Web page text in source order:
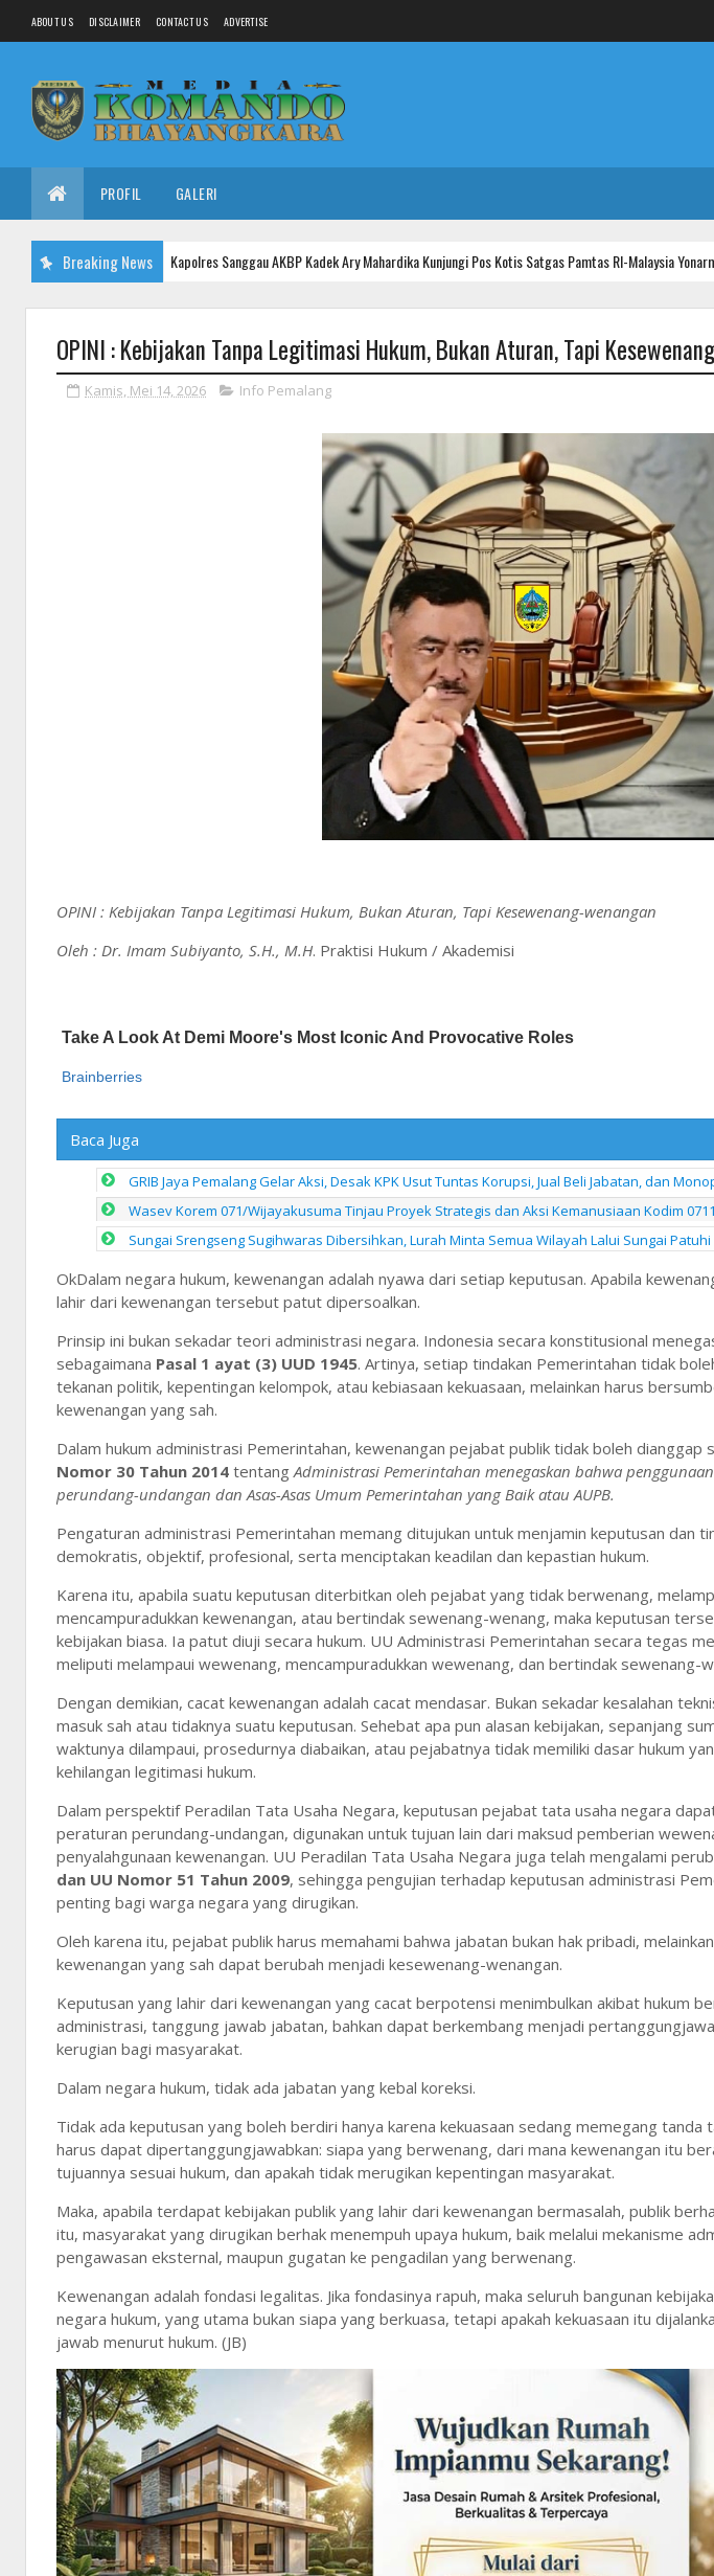
ABOUT US DISCLAIMER CONTACT US ADVERTISE
PROFIL GALERI
Breaking News
KAB. SANGGAU Kapolres Sanggau AKBP Kadek Ary Mahardika Kunjungi Pos Kotis Satgas Pamtas RI-Malaysia Yonarmed 19/
OPINI : Kebijakan Tanpa Legitimasi Hukum, Bukan Aturan, Tapi
Kamis, Mei 14, 2026 Info Pemalang
OPINI : Kebijakan Tanpa Legitimasi Hukum, Bukan Aturan, Tapi Kesewenang-wenangan
Oleh : Dr. Imam Subiyanto, S.H., M.H. Praktisi Hukum / Akademisi
Baca Juga
GRIB Jaya Pemalang Gelar Aksi, Desak KPK Usut Tuntas Korupsi, Jual Beli Jabatan, dan
Wasev Korem 071/Wijayakusuma Tinjau Proyek Strategis dan Aksi Kemanusiaan Kodim
Sungai Srengseng Sugihwaras Dibersihkan, Lurah Minta Semua Wilayah Lalui Sungai
OkDalam negara hukum, kewenangan adalah nyawa dari setiap keputusan. Apabila
lahir dari kewenangan tersebut patut dipersoalkan.
Prinsip ini bukan sekadar teori administrasi negara. Indonesia secara konstitusional
sebagaimana Pasal 1 ayat (3) UUD 1945. Artinya, setiap tindakan Pemerintahan tidak
tekanan politik, kepentingan kelompok, atau kebiasaan kekuasaan, melainkan harus
kewenangan yang sah.
Dalam hukum administrasi Pemerintahan, kewenangan pejabat publik tidak boleh dianggap
Nomor 30 Tahun 2014 tentangAdministrasi Pemerintahan menegaskan bahwa
perundang-undangan dan Asas-Asas Umum Pemerintahan yang Baik atau AUPB.
Pengaturan administrasi Pemerintahan memang ditujukan untuk menjamin keputusan dan
demokratis, objektif, profesional, serta menciptakan keadilan dan kepastian hukum.
Karena itu, apabila suatu keputusan diterbitkan oleh pejabat yang tidak berwenang,
mencampuradukkan kewenangan, atau bertindak sewenang-wenang, maka keputusan
kebijakan biasa. Ia patut diuji secara hukum. UU Administrasi Pemerintahan secara tegas
meliputi melampaui wewenang, mencampuradukkan wewenang, dan bertindak sewenang-
Dengan demikian, cacat kewenangan adalah cacat mendasar. Bukan sekadar kesalahan
masuk sah atau tidaknya suatu keputusan. Sehebat apa pun alasan kebijakan, sepanjang
waktunya dilampaui, prosedurnya diabaikan, atau pejabatnya tidak memiliki dasar hukum
kehilangan legitimasi hukum.
Dalam perspektif Peradilan Tata Usaha Negara, keputusan pejabat tata usaha negara
peraturan perundang-undangan, digunakan untuk tujuan lain dari maksud pemberian
penyalahgunaan kewenangan. UU Peradilan Tata Usaha Negara juga telah mengalami
dan UU Nomor 51 Tahun 2009, sehingga pengujian terhadap keputusan administrasi
penting bagi warga negara yang dirugikan.
Oleh karena itu, pejabat publik harus memahami bahwa jabatan bukan hak pribadi,
kewenangan yang sah dapat berubah menjadi kesewenang-wenangan.
Keputusan yang lahir dari kewenangan yang cacat berpotensi menimbulkan akibat hukum
administrasi, tanggung jawab jabatan, bahkan dapat berkembang menjadi
kerugian bagi masyarakat.
Dalam negara hukum, tidak ada jabatan yang kebal koreksi.
Tidak ada keputusan yang boleh berdiri hanya karena kekuasaan sedang memegang
harus dapat dipertanggungjawabkan: siapa yang berwenang, dari mana kewenangan itu
tujuannya sesuai hukum, dan apakah tidak merugikan kepentingan masyarakat.
Maka, apabila terdapat kebijakan publik yang lahir dari kewenangan bermasalah, publik
itu, masyarakat yang dirugikan berhak menempuh upaya hukum, baik melalui mekanisme
pengawasan eksternal, maupun gugatan ke pengadilan yang berwenang.
Kewenangan adalah fondasi legalitas. Jika fondasinya rapuh, maka seluruh bangunan
negara hukum, yang utama bukan siapa yang berkuasa, tetapi apakah kekuasaan itu
jawab menurut hukum. (JB)